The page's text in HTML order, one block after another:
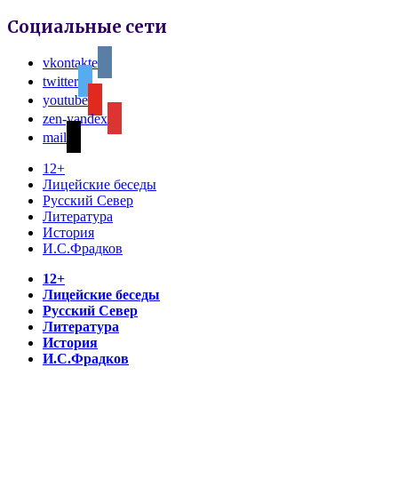
Социальные сети
vkontakte
twitter
youtube
zen-yandex
mail
12+
Лицейские беседы
Русский Север
Литература
История
И.С.Фрадков
12+
Лицейские беседы
Русский Север
Литература
История
И.С.Фрадков